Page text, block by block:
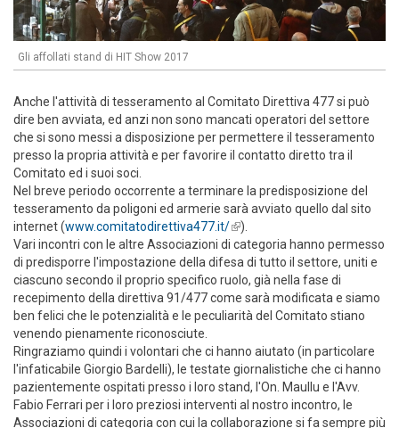
Gli affollati stand di HIT Show 2017
Anche l'attività di tesseramento al Comitato Direttiva 477 si può
dire ben avviata, ed anzi non sono mancati operatori del settore
che si sono messi a disposizione per permettere il tesseramento
presso la propria attività e per favorire il contatto diretto tra il
Comitato ed i suoi soci.
Nel breve periodo occorrente a terminare la predisposizione del
tesseramento da poligoni ed armerie sarà avviato quello dal sito
internet (www.comitatodirettiva477.it/(link is external)
).
Vari incontri con le altre Associazioni di categoria hanno permesso
di predisporre l'impostazione della difesa di tutto il settore, uniti e
ciascuno secondo il proprio specifico ruolo, già nella fase di
recepimento della direttiva 91/477 come sarà modificata e siamo
ben felici che le potenzialità e le peculiarità del Comitato stiano
venendo pienamente riconosciute.
Ringraziamo quindi i volontari che ci hanno aiutato (in particolare
l'infaticabile Giorgio Bardelli), le testate giornalistiche che ci hanno
pazientemente ospitati presso i loro stand, l'On. Maullu e l'Avv.
Fabio Ferrari per i loro preziosi interventi al nostro incontro, le
Associazioni di categoria con cui la collaborazione si fa sempre più